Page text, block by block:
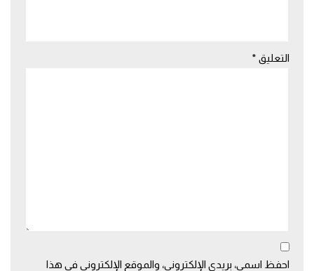
التعليق *
احفظ اسمي، بريدي الإلكتروني، والموقع الإلكتروني في هذا